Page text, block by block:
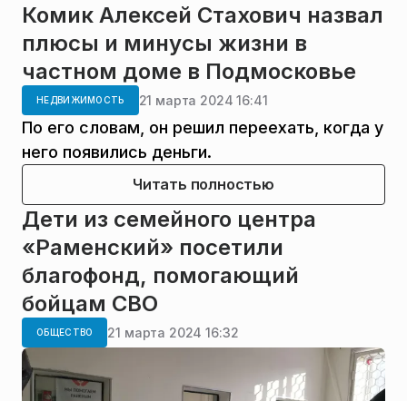
Комик Алексей Стахович назвал
плюсы и минусы жизни в
частном доме в Подмосковье
НЕДВИЖИМОСТЬ 21 марта 2024 16:41
По его словам, он решил переехать, когда у
него появились деньги.
Читать полностью
Дети из семейного центра
«Раменский» посетили
благофонд, помогающий
бойцам СВО
ОБЩЕСТВО 21 марта 2024 16:32